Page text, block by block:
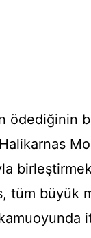
ödediğinin
tüm büyük